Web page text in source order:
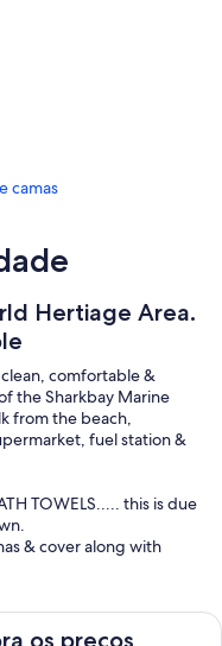
camas
Hertiage Area.
comfortable &
the Sharkbay Marine
from the beach,
fuel station &
TOWELS..... this is due
& cover along with
machine, aircon ,
os preços